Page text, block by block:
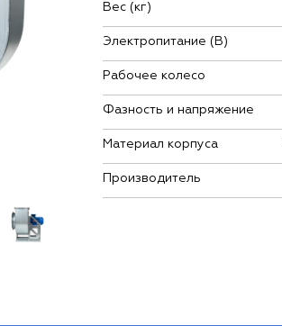
Вес (кг)
Электропитание (В)
Рабочее колесо
Фазность и напряжение
Материал корпуса
Производитель